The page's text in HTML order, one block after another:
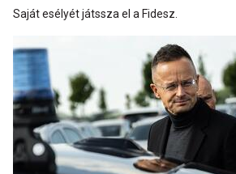
Saját esélyét játssza el a Fidesz.